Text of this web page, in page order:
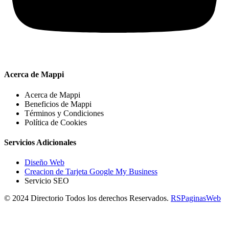
Acerca de Mappi
Acerca de Mappi
Beneficios de Mappi
Términos y Condiciones
Política de Cookies
Servicios Adicionales
Diseño Web
Creacion de Tarjeta Google My Business
Servicio SEO
© 2024 Directorio Todos los derechos Reservados. RSPaginasWeb